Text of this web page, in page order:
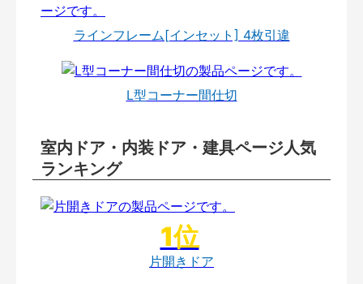
ラインフレーム[インセット] 4枚引違
L型コーナー間仕切
室内ドア・内装ドア・建具ページ人気
ランキング
片開きドア